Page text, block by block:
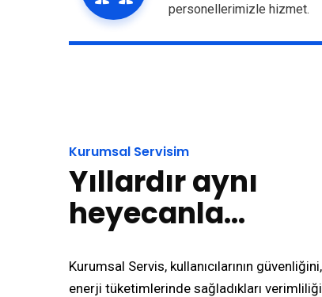
personellerimizle hizmet.
Kurumsal Servisim
Yıllardır aynı
heyecanla...
Kurumsal Servis, kullanıcılarının
enerji tüketimlerinde sağladıkları